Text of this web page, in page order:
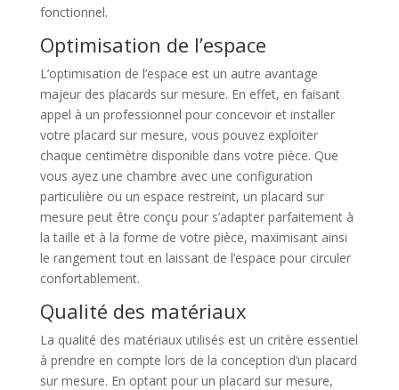
fonctionnel.
Optimisation de l’espace
L’optimisation de l’espace est un autre avantage
majeur des placards sur mesure. En effet, en faisant
appel à un professionnel pour concevoir et installer
votre placard sur mesure, vous pouvez exploiter
chaque centimètre disponible dans votre pièce. Que
vous ayez une chambre avec une configuration
particulière ou un espace restreint, un placard sur
mesure peut être conçu pour s’adapter parfaitement à
la taille et à la forme de votre pièce, maximisant ainsi
le rangement tout en laissant de l’espace pour circuler
confortablement.
Qualité des matériaux
La qualité des matériaux utilisés est un critère essentiel
à prendre en compte lors de la conception d’un placard
sur mesure. En optant pour un placard sur mesure,